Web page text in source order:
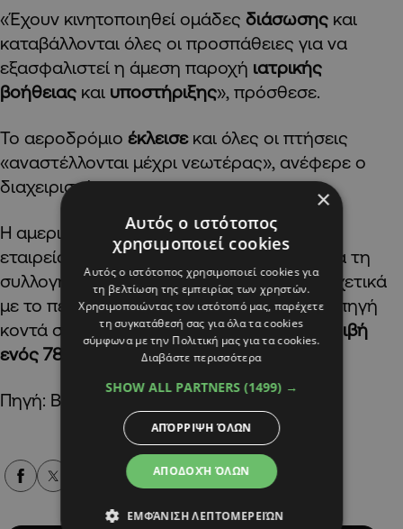
«Έχουν κινητοποιηθεί ομάδες διάσωσης και
καταβάλλονται όλες οι προσπάθειες για να
εξασφαλιστεί η άμεση παροχή ιατρικής
βοήθειας και υποστήριξης», πρόσθεσε.
Το αεροδρόμιο έκλεισε και όλες οι πτήσεις
«αναστέλλονται μέχρι νεωτέρας», ανέφερε ο
διαχειριστής.
Η αμερικανική αεροπορική
εταιρεία
Boeingδήλωσε ότι «εργάζεται για τη
συλλογή περισσότερων πληροφοριών» σχετικά
με το περιστατικό, το οποίο, σύμφωνα με πηγή
κοντά στην υπόθεση,είναι η πρώτη συντριβή
ενός 787 Dreamliner.
Πηγή: BBC/ΚΥΠΕ/ΑΠΕ-ΜΠΕ
Alpha Podcasts
×
Αυτός ο ιστότοπος
χρησιμοποιεί cookies
Αυτός ο ιστότοπος χρησιμοποιεί cookies για
τη βελτίωση της εμπειρίας των χρηστών.
Χρησιμοποιώντας τον ιστότοπό μας, παρέχετε
τη συγκατάθεσή σας για όλα τα cookies
σύμφωνα με την Πολιτική μας για τα cookies.
Διαβάστε περισσότερα
SHOW ALL PARTNERS (1499) →
ΑΠΟΔΟΧΉ ΌΛΩΝ
ΑΠΌΡΡΙΨΗ ΌΛΩΝ
ΕΜΦΆΝΙΣΗ ΛΕΠΤΟΜΕΡΕΙΏΝ